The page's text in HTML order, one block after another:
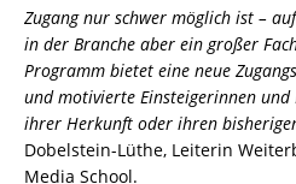
Zugang nur schwer möglich ist –
in der Branche aber ein großer
Programm bietet eine neue
und motivierte Einsteigerinnen und
ihrer Herkunft oder ihren
Dobelstein-Lüthe, Leiterin
Media School.